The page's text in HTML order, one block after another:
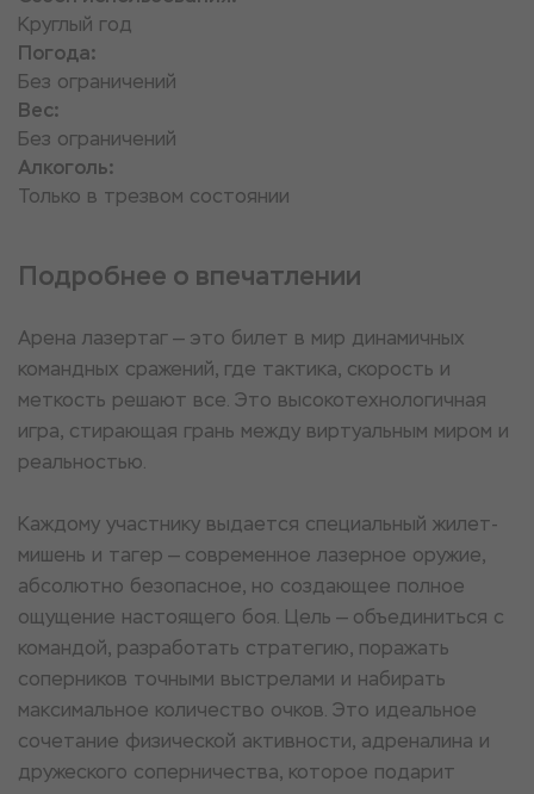
Круглый год
Погода:
Без ограничений
Вес:
Без ограничений
Алкоголь:
Только в трезвом состоянии
Подробнее о впечатлении
Арена лазертаг — это билет в мир динамичных
командных сражений, где тактика, скорость и
меткость решают все. Это высокотехнологичная
игра, стирающая грань между виртуальным миром и
реальностью.
Каждому участнику выдается специальный жилет-
мишень и тагер — современное лазерное оружие,
абсолютно безопасное, но создающее полное
ощущение настоящего боя. Цель — объединиться с
командой, разработать стратегию, поражать
соперников точными выстрелами и набирать
максимальное количество очков. Это идеальное
сочетание физической активности, адреналина и
дружеского соперничества, которое подарит